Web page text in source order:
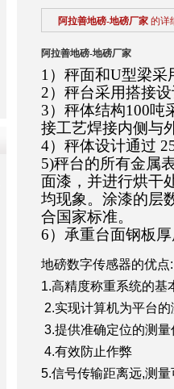
阿拉善地磅-地磅厂家 的详
阿拉善地磅-地磅厂家
1）秤面和U型梁采
2）秤台采用搭接
3）秤体结构100吨
接工艺焊接内侧与
4）秤体设计通过
5)秤台的所有金属
面漆，并进行烘干
均现象。涂漆的层
合国家标准。
6）承重台面钢板
地磅数字传感器的优点:
1.高精度称重系统的基
2.实现计算机为平台
3.提供准确定位的测量
4.有效防止作弊
5.信号传输距离远,测